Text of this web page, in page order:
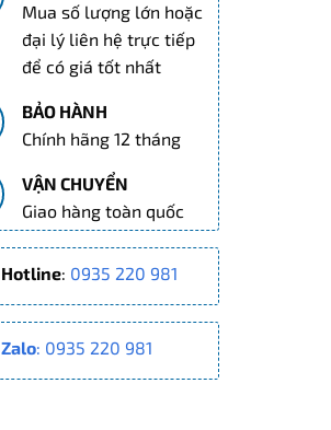
Mua số lượng lớn hoặc
đại lý liên hệ trực tiếp
để có giá tốt nhất
BẢO HÀNH
Chính hãng 12 tháng
VẬN CHUYỂN
Giao hàng toàn quốc
Hotline: 0935 220 981
Zalo: 0935 220 981